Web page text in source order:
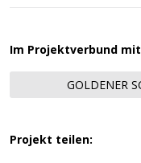
Im Projektverbund
GOLDENER
Projekt teilen: